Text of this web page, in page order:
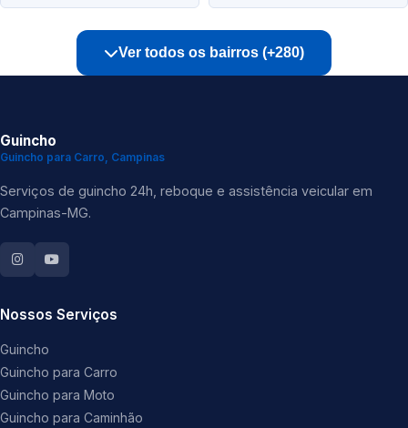
Ver todos os bairros (+280)
Guincho
Guincho para Carro, Campinas
Serviços de guincho 24h, reboque e assistência veicular em
Campinas-MG.
Nossos Serviços
Guincho
Guincho para Carro
Guincho para Moto
Guincho para Caminhão